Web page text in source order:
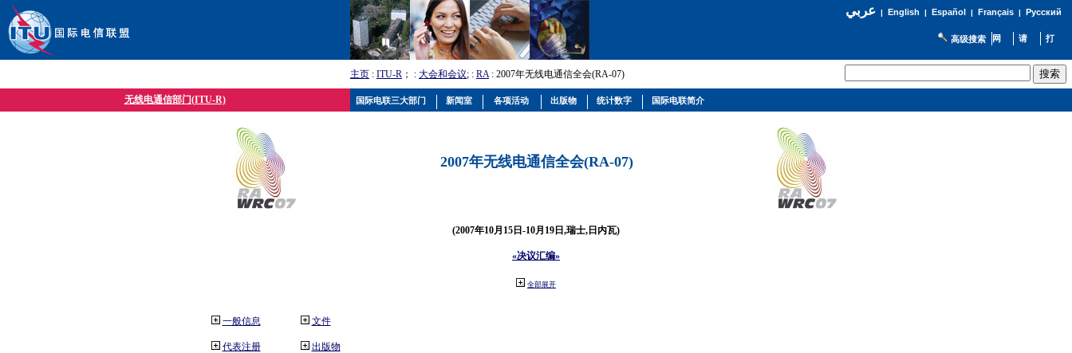
عربي| English | Español | Français| Русский
高级搜索
主页 : ITU-R ； : 大会和会议; : RA: 2007年无线电通信全会(RA-07)
无线电通信部门(ITU-R)
2007年无线电通信全会(RA-07)
(2007年10月15日-10月19日,瑞士,日内瓦)
«决议汇编»
全部展开
一般信息
代表注册
文件
出版物
国际电联三大部门 新闻室 各项活动 出版物 统计数字 国际电联简介